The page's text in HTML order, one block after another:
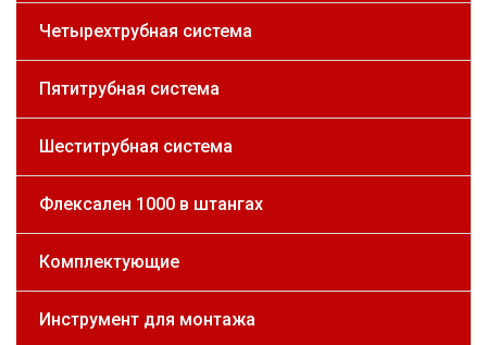
Четырехтрубная система
Пятитрубная система
Шеститрубная система
Флексален 1000 в штангах
Комплектующие
Инструмент для монтажа